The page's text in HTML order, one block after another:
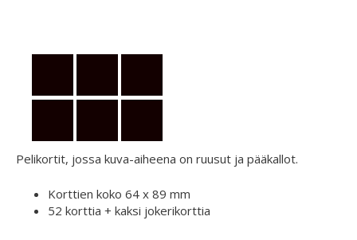
Pelikortit, jossa kuva-aiheena on ruusut ja pääkallot.
Korttien koko 64 x 89 mm
52 korttia + kaksi jokerikorttia